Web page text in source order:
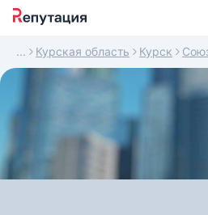
Курская область Курск